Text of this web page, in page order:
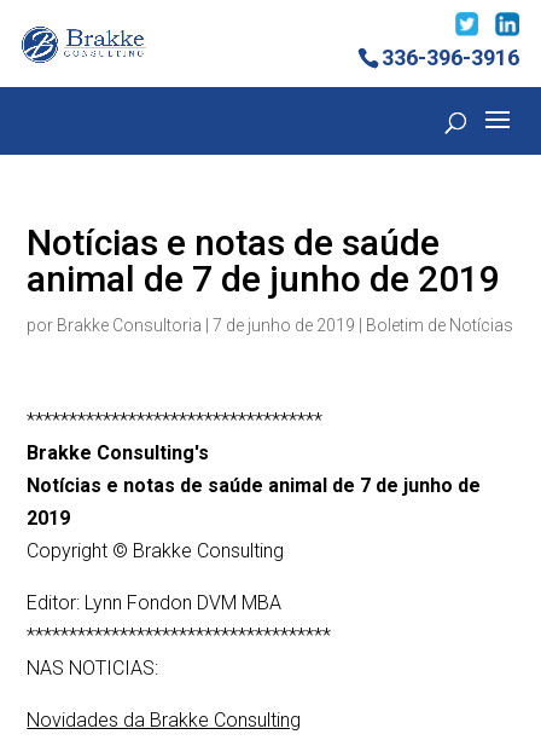
336-396-3916
Notícias e notas de saúde
animal de 7 de junho de 2019
por Brakke Consultoria |7 de junho de 2019 Boletim de Notícias
***********************************
Brakke Consulting's
Notícias e notas de saúde animal de 7 de junho de
2019
Copyright © Brakke Consulting
Editor: Lynn Fondon DVM MBA
************************************
NAS NOTICIAS:
Novidades da Brakke Consulting